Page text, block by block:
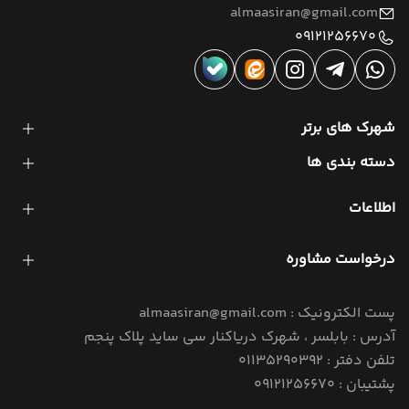
almaasiran@gmail.com
09121256670
شهرک های برتر
دسته بندی ها
اطلاعات
درخواست مشاوره
پست الکترونیک : almaasiran@gmail.com
آدرس : بابلسر ، شهرک دریاکنار سی ساید پلاک پنجم
تلفن دفتر : 01135290392
پشتیبان : 09121256670